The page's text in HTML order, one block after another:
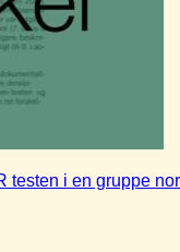
i en gruppe